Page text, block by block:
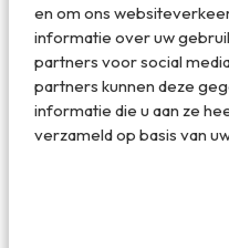
en om ons
informatie over uw
partners voor social
partners kunnen deze
informatie die u aan ze
verzameld op basis van